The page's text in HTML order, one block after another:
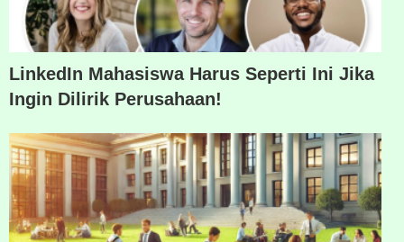
LinkedIn Mahasiswa Harus Seperti Ini Jika
Ingin Dilirik Perusahaan!